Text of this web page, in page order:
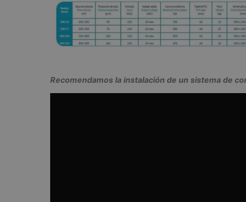
Recomendamos la instalación de un sistema de